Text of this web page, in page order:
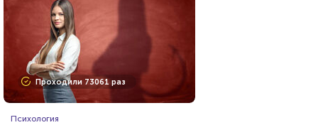
Проходили 73061 раз
Психология